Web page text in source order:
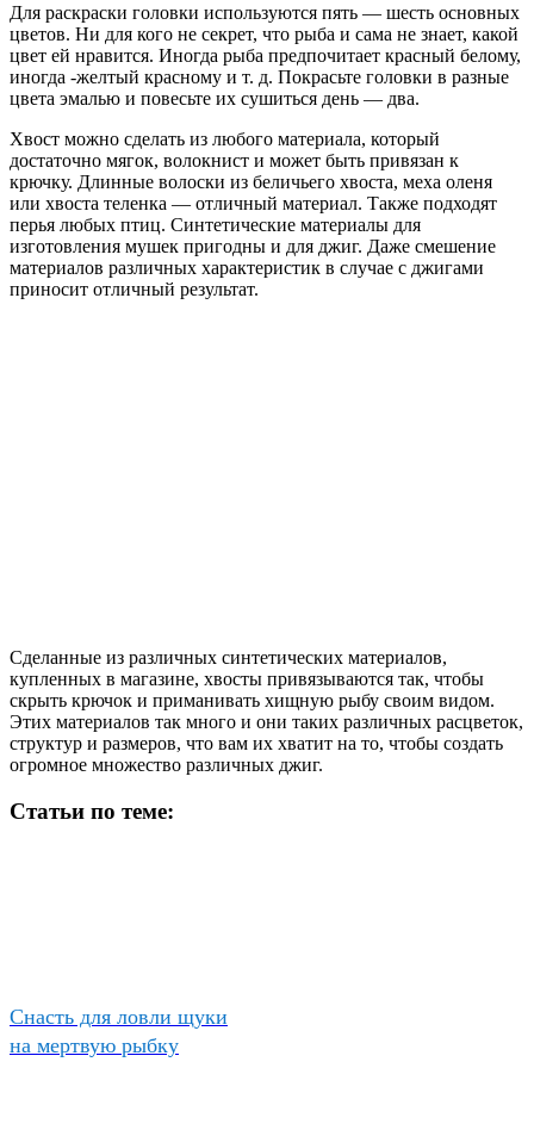
Для раскраски головки используются пять — шесть основных
цветов. Ни для кого не секрет, что рыба и сама не знает, какой
цвет ей нравится. Иногда рыба предпочитает красный белому,
иногда -желтый красному и т. д. Покрасьте головки в разные
цвета эмалью и повесьте их сушиться день — два.
Хвост можно сделать из любого материала, который
достаточно мягок, волокнист и может быть привязан к
крючку. Длинные волоски из беличьего хвоста, меха оленя
или хвоста теленка — отличный материал. Также подходят
перья любых птиц. Синтетические материалы для
изготовления мушек пригодны и для джиг. Даже смешение
материалов различных характеристик в случае с джигами
приносит отличный результат.
Сделанные из различных синтетических материалов,
купленных в магазине, хвосты привязываются так, чтобы
скрыть крючок и приманивать хищную рыбу своим видом.
Этих материалов так много и они таких различных расцветок,
структур и размеров, что вам их хватит на то, чтобы создать
огромное множество различных джиг.
Статьи по теме:
Снасть для ловли щуки
на мертвую рыбку